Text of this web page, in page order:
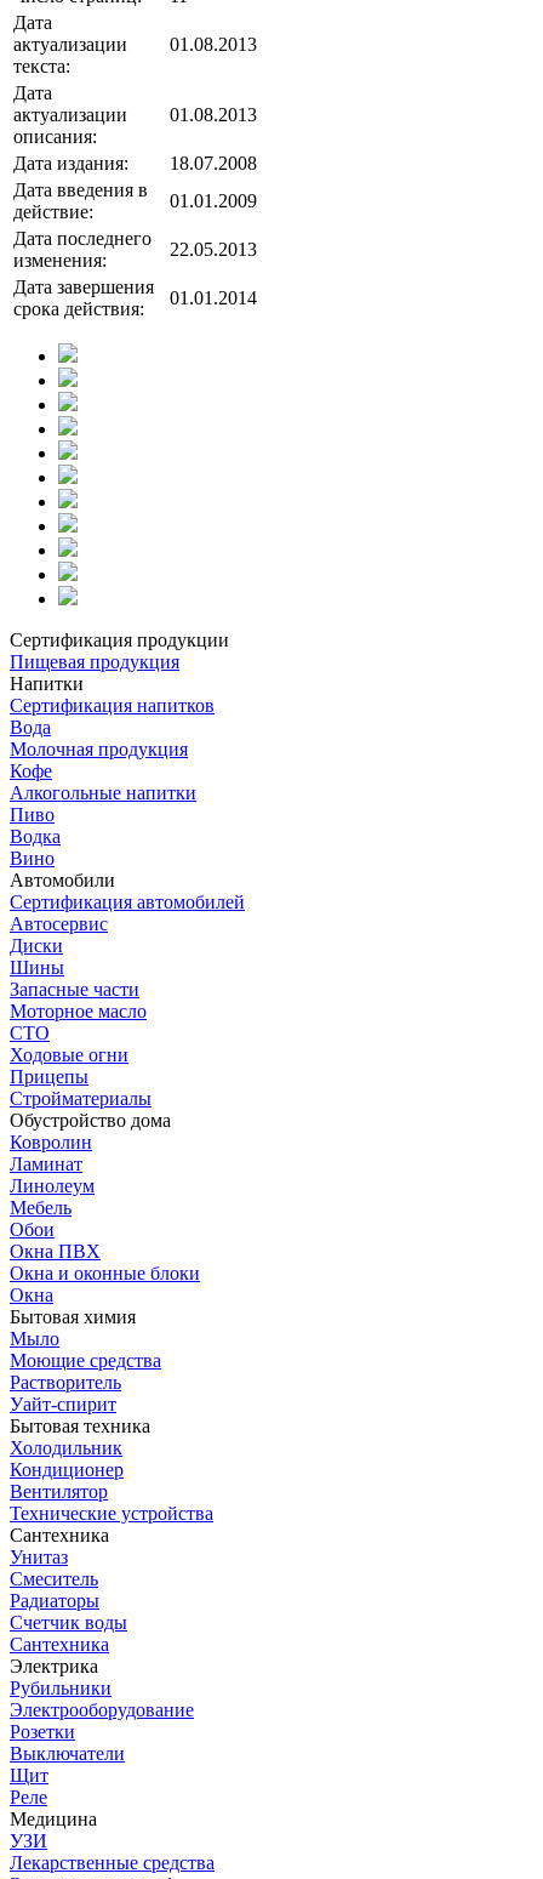
Дата
актуализации
текста:
01.08.2013
Дата
актуализации
описания:
01.08.2013
Дата издания:
18.07.2008
Дата введения в
действие:
01.01.2009
Дата последнего
изменения:
22.05.2013
Дата завершения
срока действия:
01.01.2014
Сертификация продукции
Пищевая продукция
Напитки
Сертификация напитков
Вода
Молочная продукция
Кофе
Алкогольные напитки
Пиво
Водка
Вино
Автомобили
Сертификация автомобилей
Автосервис
Диски
Шины
Запасные части
Моторное масло
СТО
Ходовые огни
Прицепы
Стройматериалы
Обустройство дома
Ковролин
Ламинат
Линолеум
Мебель
Обои
Окна ПВХ
Окна и оконные блоки
Окна
Бытовая химия
Мыло
Моющие средства
Растворитель
Уайт-спирит
Бытовая техника
Холодильник
Кондиционер
Вентилятор
Технические устройства
Сантехника
Унитаз
Смеситель
Радиаторы
Счетчик воды
Сантехника
Электрика
Рубильники
Электрооборудование
Розетки
Выключатели
Щит
Реле
Медицина
УЗИ
Лекарственные средства